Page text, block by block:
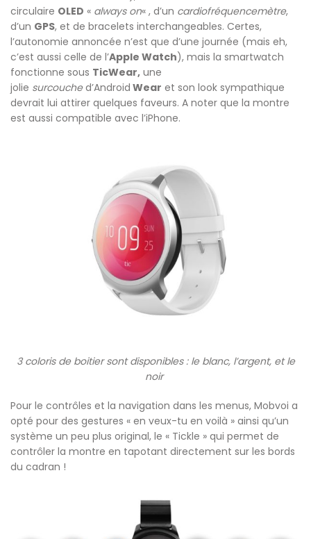
circulaire OLED « always on« , d’un cardiofréquencemètre,
d’un GPS, et de bracelets interchangeables. Certes,
l’autonomie annoncée n’est que d’une journée (mais eh,
c’est aussi celle de l’Apple Watch), mais la smartwatch
fonctionne sous TicWear, une
jolie surcouched’Android Wear et son look sympathique
devrait lui attirer quelques faveurs. A noter que la montre
est aussi compatible avec l’iPhone.
3 coloris de boitier sont disponibles : le blanc, l’argent, et le
noir
Pour le contrôles et la navigation dans les menus, Mobvoi a
opté pour des gestures « en veux-tu en voilà » ainsi qu’un
système un peu plus original, le « Tickle » qui permet de
contrôler la montre en tapotant directement sur les bords
du cadran !